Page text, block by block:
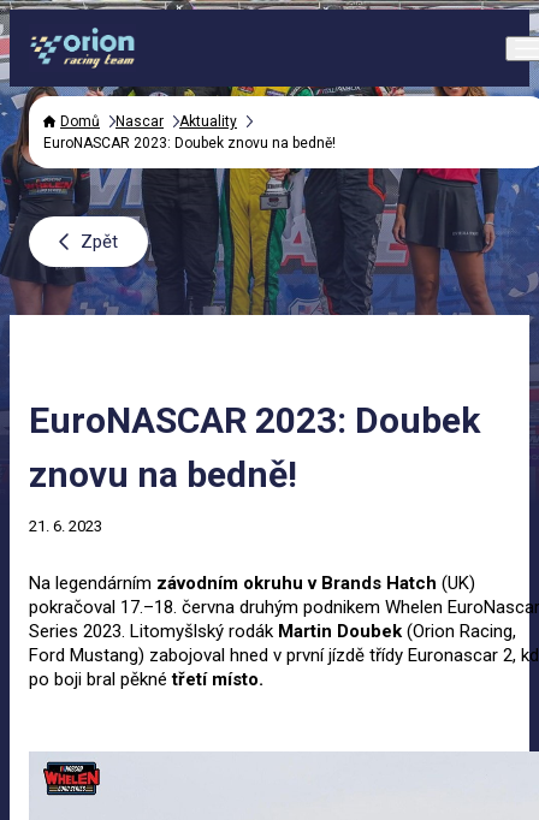
Domů Nascar
Aktuality
EuroNASCAR 2023: Doubek znovu na bedně!
Zpět
EuroNASCAR 2023: Doubek
znovu na bedně!
21. 6. 2023
Na legendárním závodním okruhu v Brands Hatch (UK)
pokračoval 17.–18. června druhým podnikem Whelen EuroNascar
Series 2023. Litomyšlský rodák Martin Doubek (Orion Racing,
Ford Mustang) zabojoval hned v první jízdě třídy Euronascar 2,
po boji bral pěknétřetí místo.